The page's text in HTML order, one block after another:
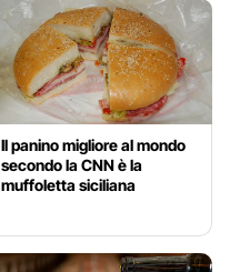
Il panino migliore al mondo
secondo la CNN è la
muffoletta siciliana